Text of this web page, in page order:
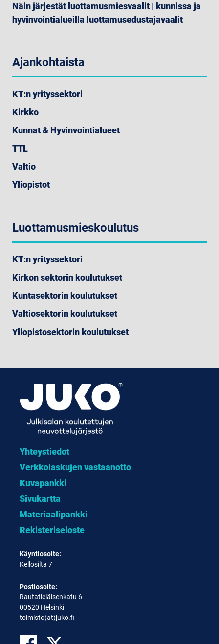
Näin järjestät luottamusmiesvaalit | kunnissa ja
hyvinvointialueilla luottamusedustajavaalit
Ajankohtaista
KT:n yrityssektori
Kirkko
Kunnat & Hyvinvointialueet
TTL
Valtio
Yliopistot
Luottamusmieskoulutus
KT:n yrityssektori
Kirkon sektorin koulutukset
Kuntasektorin koulutukset
Valtiosektorin koulutukset
Yliopistosektorin koulutukset
Yhteystiedot
Verkkolaskujen vastaanotto
Kuvapankki
Sivukartta
Materiaalipankki
Rekisteriseloste
Käyntiosoite:
Kellosilta 7
Postiosoite:
Rautatieläisenkatu 6
00520 Helsinki
toimisto(at)juko.fi